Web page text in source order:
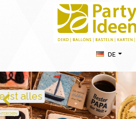
DE
Geburtstag
Ballons · Tischdeko · Karten ·
GEBURTSTAGSDEKO